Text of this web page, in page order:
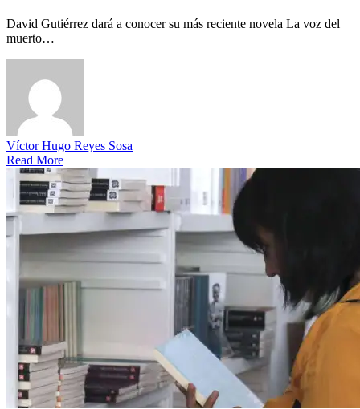
David Gutiérrez dará a conocer su más reciente novela La voz del
muerto…
Víctor Hugo Reyes Sosa
Read More